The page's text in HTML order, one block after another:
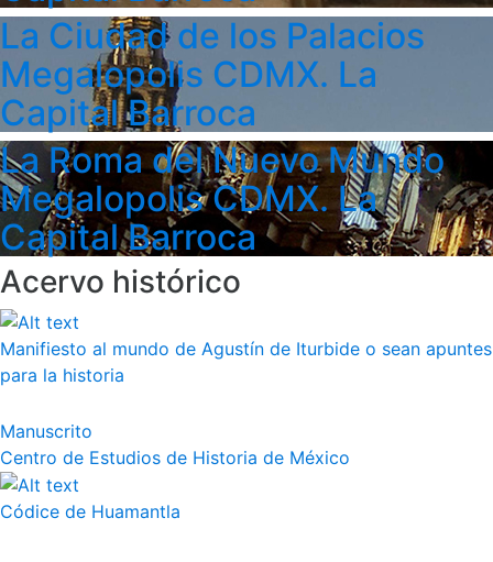
La Ciudad de los Palacios
Megalopolis CDMX. La
Capital Barroca
La Roma del Nuevo Mundo
Megalopolis CDMX. La
Capital Barroca
Acervo histórico
Manifiesto al mundo de Agustín de Iturbide o sean apuntes
para la historia
Manuscrito
Centro de Estudios de Historia de México
Códice de Huamantla